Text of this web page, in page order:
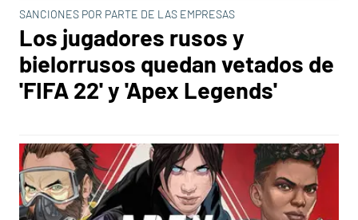
SANCIONES POR PARTE DE LAS EMPRESAS
Los jugadores rusos y
bielorrusos quedan vetados de
'FIFA 22' y 'Apex Legends'